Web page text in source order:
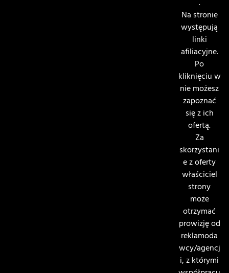
.
Na stronie
występują
linki
afiliacyjne.
Po
kliknięciu w
nie możesz
zapoznać
się z ich
ofertą.
Za
skorzystani
e z oferty
właściciel
strony
może
otrzymać
prowizję od
reklamoda
wcy/agencj
i, z którymi